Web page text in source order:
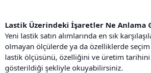
Lastik Üzerindeki İşaretler Ne Anlama
Yeni lastik satın alımlarında en sık
olmayan ölçülerde ya da özelliklerde
lastik ölçüsünü, özelliğini ve üretim tarihini
gösterildiği şekliyle okuyabilirsiniz.